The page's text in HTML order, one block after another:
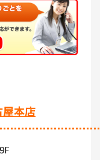
本店